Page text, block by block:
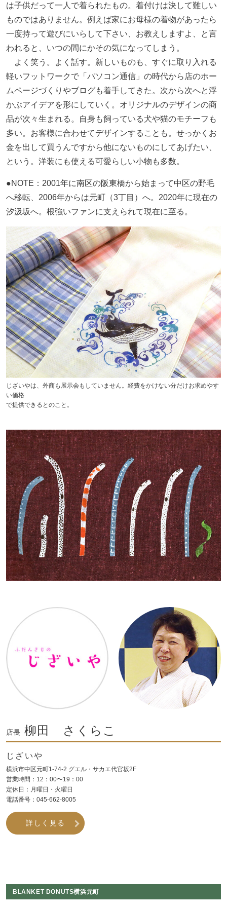
は子供だって一人で着られたもの。着付けは決して難しい
ものではありません。例えば家にお母様の着物があったら
一度持って遊びにいらして下さい、お教えしますよ、と言
われると、いつの間にかその気になってしまう。
よく笑う。よく話す。新しいものも、すぐに取り入れる
軽いフットワークで「パソコン通信」の時代から店のホー
ムページづくりやブログも着手してきた。次から次へと浮
かぶアイデアを形にしていく。オリジナルのデザインの商
品が次々生まれる。自身も飼っている犬や猫のモチーフも
多い。お客様に合わせてデザインすることも。せっかくお
金を出して買うんですから他にないものにしてあげたい、
という。洋装にも使える可愛らしい小物も多数。
●NOTE：2001年に南区の阪東橋から始まって中区の野毛
へ移転、2006年からは元町（3丁目）へ。2020年に現在の
汐汲坂へ。根強いファンに支えられて現在に至る。
じざいやは、外商も展示会もしていません。経費をかけない分だけお求めやす
い価格
で提供できるとのこと。
店長 柳田 さくらこ
じざいや
横浜市中区元町1-74-2 グエル・サカエ代官坂2F
営業時間：12：00〜19：00
定休日：月曜日・火曜日
電話番号：045-662-8005
詳しく見る
BLANKET DONUTS横浜元町